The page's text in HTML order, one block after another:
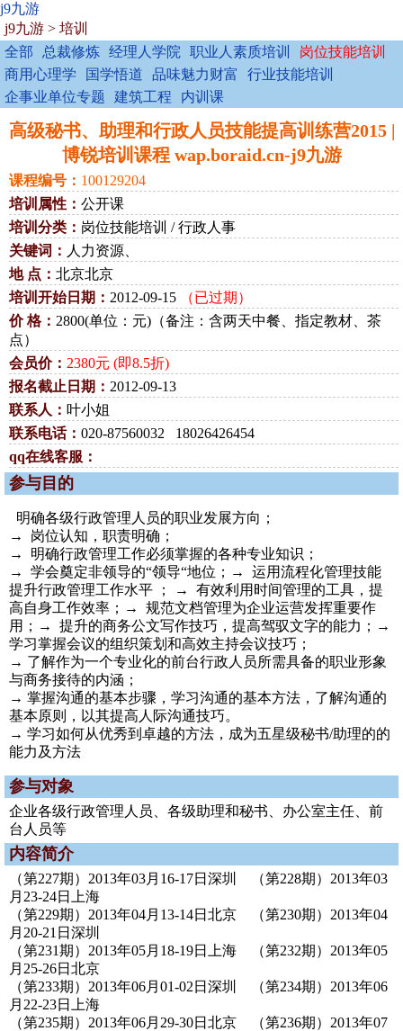
j9九游
j9九游 > 培训
全部
总裁修炼 经理人学院 职业人素质培训
岗位技能培训
商用心理学
国学悟道 品味魅力财富
行业技能培训
企事业单位专题
建筑工程 内训课
高级秘书、助理和行政人员技能提高训练营2015 |
博锐培训课程 wap.boraid.cn-j9九游
课程编号： 100129204
培训属性： 公开课
培训分类： 岗位技能培训 / 行政人事
关键词： 人力资源、
地 点： 北京北京
培训开始日期： 2012-09-15
（已过期）
价 格： 2800(单位：元)（备注：含两天中餐、指定教材、茶
点）
会员价： 2380元 (即8.5折)
报名截止日期： 2012-09-13
联系人： 叶小姐
联系电话： 020-87560032 18026426454
qq在线客服：
参与目的
明确各级行政管理人员的职业发展方向；
→ 岗位认知，职责明确；
→ 明确行政管理工作必须掌握的各种专业知识；
→ 学会奠定非领导的“领导“地位；→ 运用流程化管理技能
提升行政管理工作水平 ； → 有效利用时间管理的工具，提
高自身工作效率；→ 规范文档管理为企业运营发挥重要作
用；→ 提升的商务公文写作技巧，提高驾驭文字的能力；→
学习掌握会议的组织策划和高效主持会议技巧；
→ 了解作为一个专业化的前台行政人员所需具备的职业形象
与商务接待的内涵；
→ 掌握沟通的基本步骤，学习沟通的基本方法，了解沟通的
基本原则，以其提高人际沟通技巧。
→ 学习如何从优秀到卓越的方法，成为五星级秘书/助理的的
能力及方法
参与对象
企业各级行政管理人员、各级助理和秘书、办公室主任、前
台人员等
内容简介
（第227期）2013年03月16-17日深圳 （第228期）2013年03
月23-24日上海
（第229期）2013年04月13-14日北京 （第230期）2013年04
月20-21日深圳
（第231期）2013年05月18-19日上海 （第232期）2013年05
月25-26日北京
（第233期）2013年06月01-02日深圳 （第234期）2013年06
月22-23日上海
（第235期）2013年06月29-30日北京 （第236期）2013年07